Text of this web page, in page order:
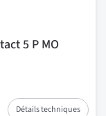
5 P MO
Détails techniques